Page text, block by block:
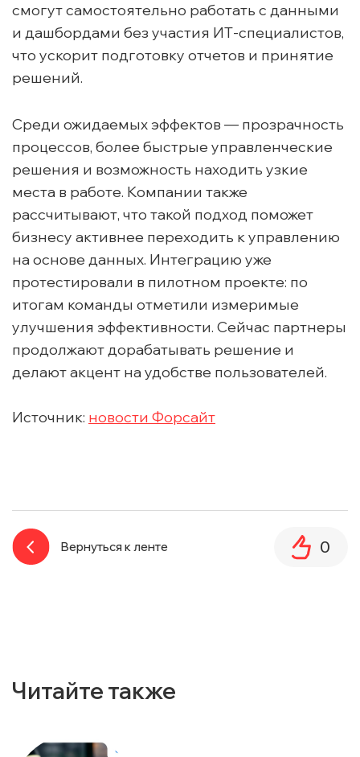
смогут самостоятельно работать с данными
и дашбордами без участия ИТ-специалистов,
что ускорит подготовку отчетов и принятие
решений.
Среди ожидаемых эффектов — прозрачность
процессов, более быстрые управленческие
решения и возможность находить узкие
места в работе. Компании также
рассчитывают, что такой подход поможет
бизнесу активнее переходить к управлению
на основе данных. Интеграцию уже
протестировали в пилотном проекте: по
итогам команды отметили измеримые
улучшения эффективности. Сейчас партнеры
продолжают дорабатывать решение и
делают акцент на удобстве пользователей.
Источник: новости Форсайт
Вернуться к ленте 0
Читайте также